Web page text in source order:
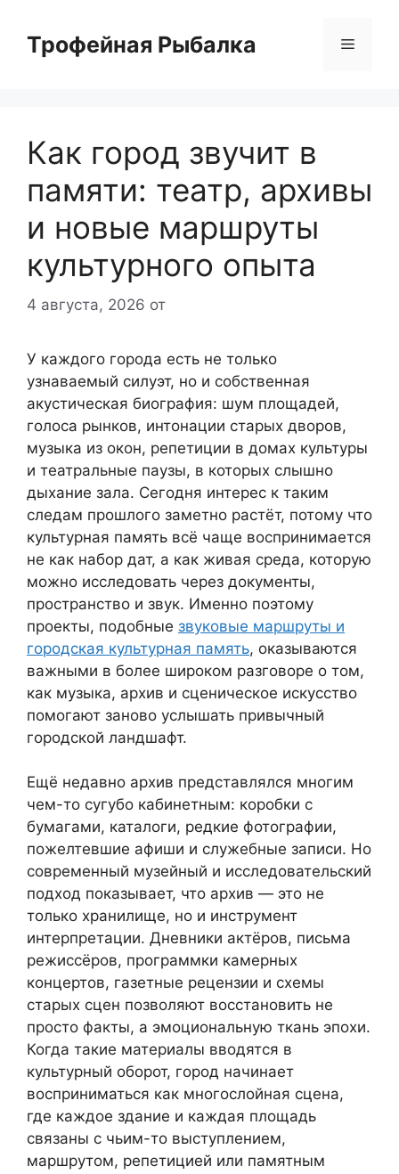
содержимому
Трофейная Рыбалка Меню
Как город звучит в
памяти: театр, архивы
и новые маршруты
культурного опыта
4 августа, 2026 от
У каждого города есть не только
узнаваемый силуэт, но и собственная
акустическая биография: шум площадей,
голоса рынков, интонации старых дворов,
музыка из окон, репетиции в домах культуры
и театральные паузы, в которых слышно
дыхание зала. Сегодня интерес к таким
следам прошлого заметно растёт, потому что
культурная память всё чаще воспринимается
не как набор дат, а как живая среда, которую
можно исследовать через документы,
пространство и звук. Именно поэтому
проекты, подобные звуковые маршруты и
городская культурная память, оказываются
важными в более широком разговоре о том,
как музыка, архив и сценическое искусство
помогают заново услышать привычный
городской ландшафт.
Ещё недавно архив представлялся многим
чем-то сугубо кабинетным: коробки с
бумагами, каталоги, редкие фотографии,
пожелтевшие афиши и служебные записи. Но
современный музейный и исследовательский
подход показывает, что архив — это не
только хранилище, но и инструмент
интерпретации. Дневники актёров, письма
режиссёров, программки камерных
концертов, газетные рецензии и схемы
старых сцен позволяют восстановить не
просто факты, а эмоциональную ткань эпохи.
Когда такие материалы вводятся в
культурный оборот, город начинает
восприниматься как многослойная сцена,
где каждое здание и каждая площадь
связаны с чьим-то выступлением,
маршрутом, репетицией или памятным